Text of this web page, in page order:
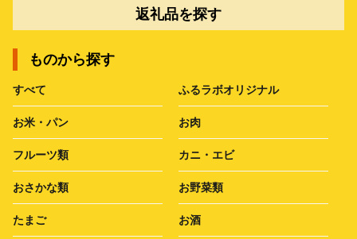
返礼品を探す
ものから探す
すべて ふるラボオリジナル
お米・パン お肉
フルーツ類 カニ・エビ
おさかな類 お野菜類
たまご お酒